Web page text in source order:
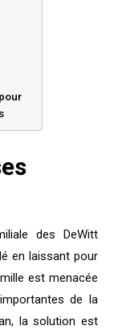
des DeWitt
en laissant pour
est menacée
de la
la solution est